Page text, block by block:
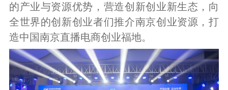
的产业与资源优势，营造创新创业新生态，向
全世界的创新创业者们推介南京创业资源，打
造中国南京直播电商创业福地。